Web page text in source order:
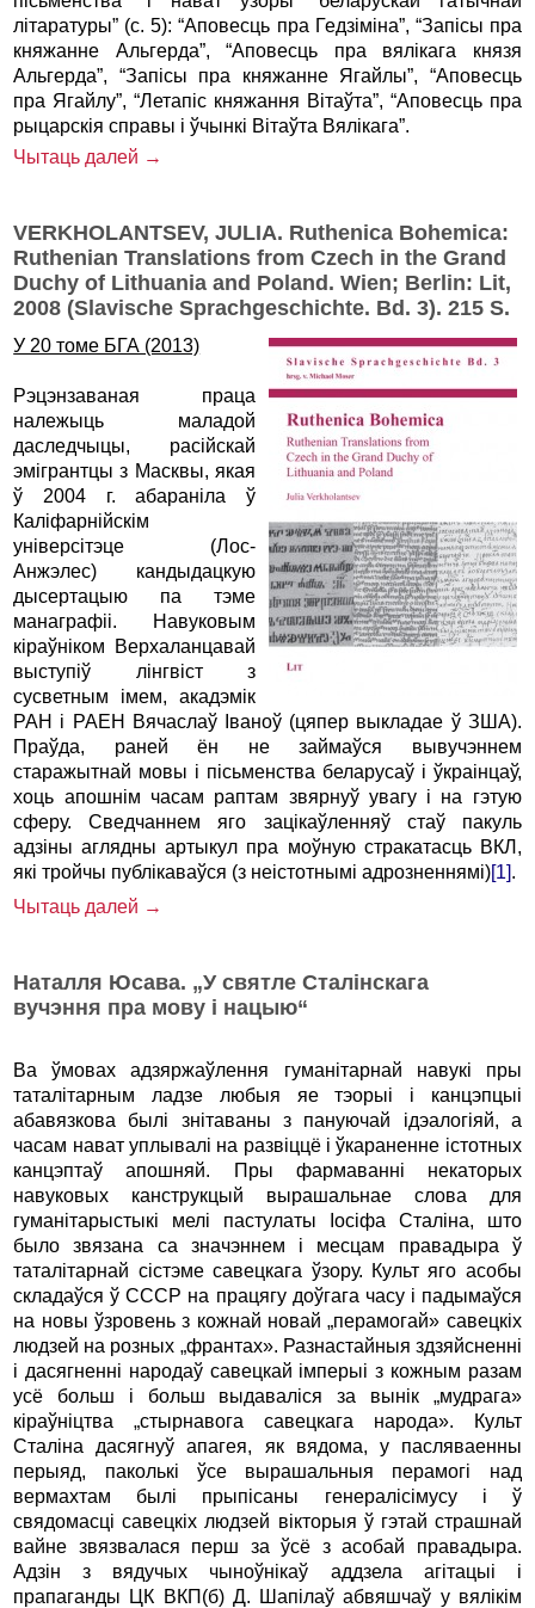
літаратуры” (с. 5): “Аповесць пра Гедзіміна”, “Запісы пра
княжанне Альгерда”, “Аповесць пра вялікага князя
Альгерда”, “Запісы пра княжанне Ягайлы”, “Аповесць
пра Ягайлу”, “Летапіс княжання Вітаўта”, “Аповесць пра
рыцарскія справы і ўчынкі Вітаўта Вялікага”.
Чытаць далей →
VERKHOLANTSEV, JULIA. Ruthenica Bohemica:
Ruthenian Translations from Czech in the Grand
Duchy of Lithuania and Poland. Wien; Berlin: Lit,
2008 (Slavische Sprachgeschichte. Bd. 3). 215 S.
У 20 томе БГА (2013)
Рэцэнзаваная праца
належыць маладой
даследчыцы, расійскай
эмігрантцы з Масквы, якая
ў 2004 г. абараніла ў
Каліфарнійскім
універсітэце (Лос-
Анжэлес) кандыдацкую
дысертацыю па тэме
манаграфіі. Навуковым
кіраўніком Верхаланцавай
выступіў лінгвіст з
сусветным імем, акадэмік
РАН і РАЕН Вячаслаў Іваноў (цяпер выкладае ў ЗША).
Праўда, раней ён не займаўся вывучэннем
старажытнай мовы і пісьменства беларусаў і ўкраінцаў,
хоць апошнім часам раптам звярнуў увагу і на гэтую
сферу. Сведчаннем яго зацікаўленняў стаў пакуль
адзіны аглядны артыкул пра моўную стракатасць ВКЛ,
які тройчы публікаваўся (з неістотнымі адрозненнямі)[1].
Чытаць далей →
Наталля Юсава. „У святле Сталінскага
вучэння пра мову і нацыю“
Ва ўмовах адзяржаўлення гуманітарнай навукі пры
таталітарным ладзе любыя яе тэорыі і канцэпцыі
абавязкова былі знітаваны з пануючай ідэалогіяй, а
часам нават уплывалі на развіццё і ўкараненне істотных
канцэптаў апошняй. Пры фармаванні некаторых
навуковых канструкцый вырашальнае слова для
гуманітарыстыкі мелі пастулаты Іосіфа Сталіна, што
было звязана са значэннем і месцам правадыра ў
таталітарнай сістэме савецкага ўзору. Культ яго асобы
складаўся ў СССР на працягу доўгага часу і падымаўся
на новы ўзровень з кожнай новай „перамогай» савецкіх
людзей на розных „франтах». Разнастайныя здзяйсненні
і дасягненні народаў савецкай імперыі з кожным разам
усё больш і больш выдаваліся за вынік „мудрага»
кіраўніцтва „стырнавога савецкага народа». Культ
Сталіна дасягнуў апагея, як вядома, у пасляваенны
перыяд, паколькі ўсе вырашальныя перамогі над
вермахтам былі прыпісаны генералісімусу і ў
свядомасці савецкіх людзей вікторыя ў гэтай страшнай
вайне звязвалася перш за ўсё з асобай правадыра.
Адзін з вядучых чыноўнікаў аддзела агітацыі і
прапаганды ЦК ВКП(б) Д. Шапілаў абвяшчаў у вялікім